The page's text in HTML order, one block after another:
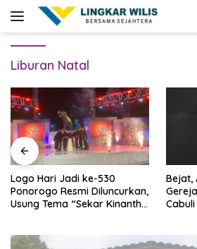
Liburan Natal
Logo Hari Jadi ke-530
Ponorogo Resmi Diluncurkan,
Usung Tema “Sekar Kinanthi,
Bejat,